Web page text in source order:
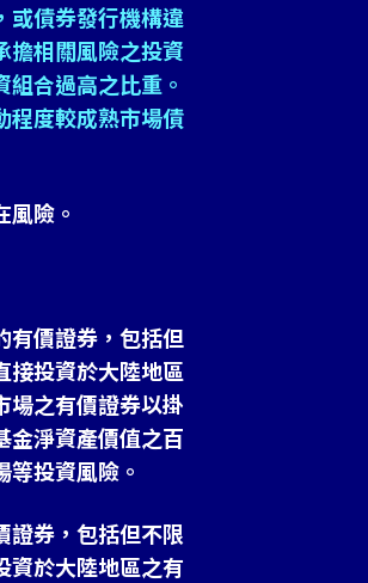
或債券發行機構違
擔相關風險之投資
合過高之比重。
程度較成熟市場債
險。
有價證券，包括但
接投資於大陸地區
場之有價證券以掛
金淨資產價值之百
投資風險。
證券，包括但不限
資於大陸地區之有